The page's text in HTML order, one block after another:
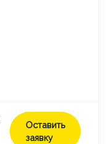
Оставить
заявку